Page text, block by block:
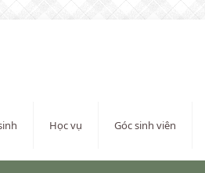
Học vụ Góc sinh viên